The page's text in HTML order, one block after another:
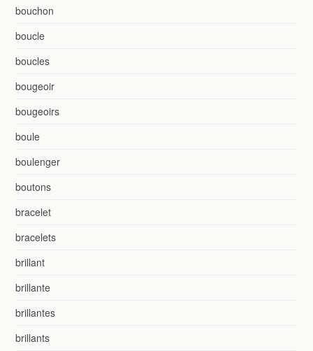
bouchon
boucle
boucles
bougeoir
bougeoirs
boule
boulenger
boutons
bracelet
bracelets
brillant
brillante
brillantes
brillants